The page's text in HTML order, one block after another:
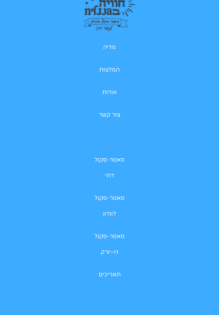
מדיה
המלצות
אודות
צור קשר
סאמר-סקול
דתי
סאמר-סקול
לונדון
סאמר-סקול
ניו-יורק
תאריכים